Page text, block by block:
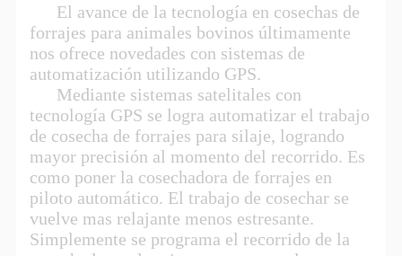
El avance de la tecnología en cosechas de
forrajes para animales bovinos últimamente
nos ofrece novedades con sistemas de
automatización utilizando GPS.
Mediante sistemas satelitales con
tecnología GPS se logra automatizar el trabajo
de cosecha de forrajes para silaje, logrando
mayor precisión al momento del recorrido. Es
como poner la cosechadora de forrajes en
piloto automático. El trabajo de cosechar se
vuelve mas relajante menos estresante.
Simplemente se programa el recorrido de la